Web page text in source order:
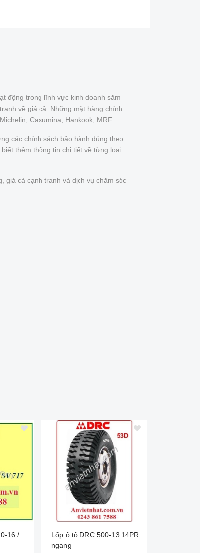
động trong lĩnh vực kinh doanh săm
về giá cả. Những mặt hàng chính
Casumina, Hankook, MRF...
các chính sách bảo hành đúng theo
thêm thông tin chi tiết về từng loại
giá cả cạnh tranh và dịch vụ chăm sóc
16 /
Lốp ô tô DRC 500-13 14PR
ngang